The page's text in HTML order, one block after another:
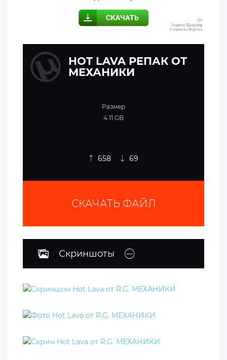
HOT LAVA РЕПАК ОТ
МЕХАНИКИ
Размер
4.11 GB
658 69
СКАЧАТЬ ФАЙЛ
Скриншоты